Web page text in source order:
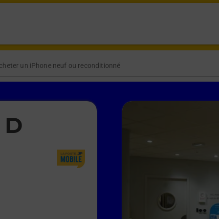
un iPhone neuf ou reconditionné
D